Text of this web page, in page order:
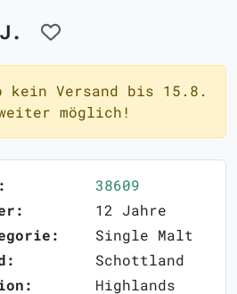
kein Versand bis 15.8.
möglich!
38609
12 Jahre
Single Malt
Schottland
Highlands